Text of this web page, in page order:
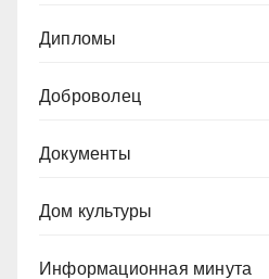
Дипломы
Доброволец
Документы
Дом культуры
Информационная минута